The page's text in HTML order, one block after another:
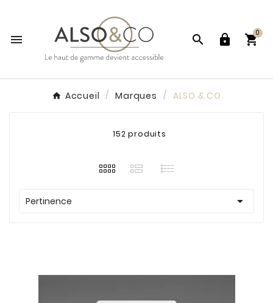
   
0
Accueil Marques ALSO & CO
152 produits
Pertinence 